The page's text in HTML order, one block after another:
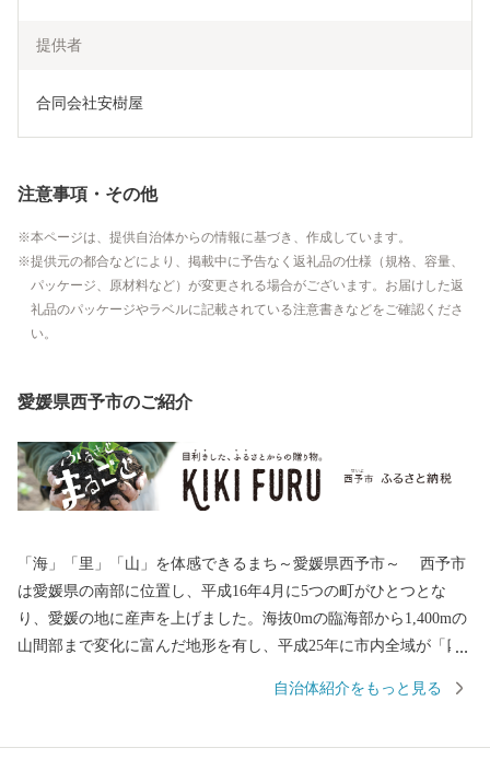
提供者
合同会社安樹屋
注意事項・その他
本ページは、提供自治体からの情報に基づき、作成しています。
提供元の都合などにより、掲載中に予告なく返礼品の仕様（規格、容量、
パッケージ、原材料など）が変更される場合がございます。お届けした返
礼品のパッケージやラベルに記載されている注意書きなどをご確認くださ
い。
愛媛県西予市のご紹介
「海」「里」「山」を体感できるまち～愛媛県西予市～ 西予市
は愛媛県の南部に位置し、平成16年4月に5つの町がひとつとな
り、愛媛の地に産声を上げました。海抜0mの臨海部から1,400mの
山間部まで変化に富んだ地形を有し、平成25年に市内全域が「四
かな自然環境・景観、その地で息づいてきた歴史と伝統文化を誇
自治体紹介をもっと見る